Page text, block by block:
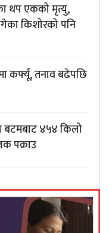
थप एकको मृत्यु,
किशोरको पनि
कर्फ्यू, तनाव बढेपछि
बटमबाट ४५४ किलो
पक्राउ